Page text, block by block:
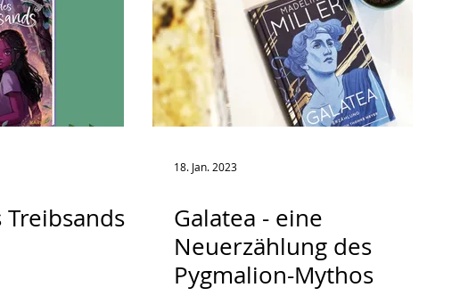
18. Jan. 2023
Galatea - eine
Neuerzählung des
Pygmalion-Mythos